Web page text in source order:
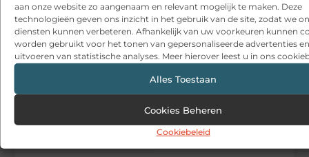
aan onze website zo aangenaam en relevant mogelijk te maken. Deze
technologieën geven ons inzicht in het gebruik van de site, zodat we
diensten kunnen verbeteren. Afhankelijk van uw voorkeuren kunnen
worden gebruikt voor het tonen van gepersonaliseerde advertenties
uitvoeren van statistische analyses. Meer hierover leest u in ons
Alles Toestaan
Cookies Beheren
Cookiebeleid
Goed artikel? Deel hem dan op:
X
(Twitter)
Facebook Pinterest LinkedIn Email
DEEL DIT: